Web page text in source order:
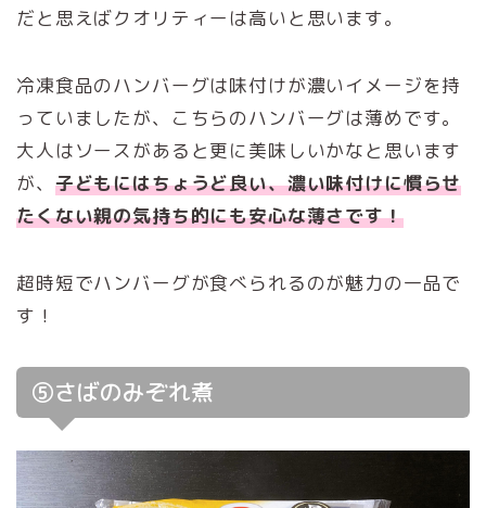
だと思えばクオリティーは高いと思います。
冷凍食品のハンバーグは味付けが濃いイメージを持
っていましたが、こちらのハンバーグは薄めです。
大人はソースがあると更に美味しいかなと思います
が、 子どもにはちょうど良い、濃い味付けに慣らせ
たくない親の気持ち的にも安心な薄さです！
超時短でハンバーグが食べられるのが魅力の一品で
す！
⑤さばのみぞれ煮